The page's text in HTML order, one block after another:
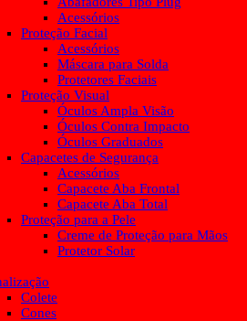
Acessórios
Proteção Facial
Acessórios
Máscara para Solda
Protetores Faciais
Proteção Visual
Óculos Ampla Visão
Óculos Contra Impacto
Óculos Graduados
Capacetes de Segurança
Acessórios
Capacete Aba Frontal
Capacete Aba Total
Proteção para a Pele
Creme de Proteção para Mãos
Protetor Solar
Colete
Cones